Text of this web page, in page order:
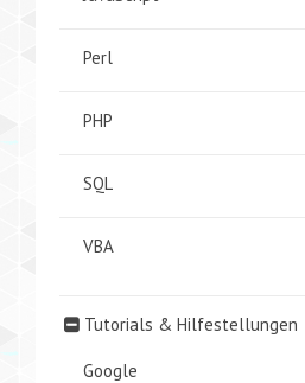
Perl
PHP
SQL
VBA
Tutorials & Hilfestellungen
Google